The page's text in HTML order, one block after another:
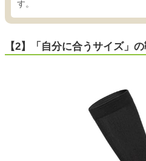
す。
【2】「自分に合うサイズ」